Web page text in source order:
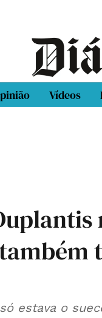
Vídeos
estava o